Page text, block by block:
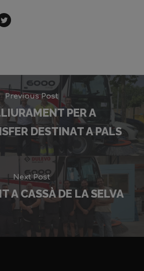
Previous Post
PER A
DESTINAT A PALS
Next Post
A CASSÀ DE LA SELVA